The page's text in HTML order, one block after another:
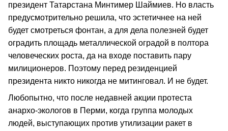
президент Татарстана Минтимер Шаймиев. Но власть
предусмотрительно решила, что эстетичнее на ней
будет смотреться фонтан, а для дела полезней будет
оградить площадь металлической оградой в полтора
человеческих роста, да на входе поставить пару
милиционеров. Поэтому перед резиденцией
президента никто никогда не митинговал. И не будет.
Любопытно, что после недавней акции протеста
анархо-экологов в Перми, когда группа молодых
людей, выступающих против утилизации ракет в